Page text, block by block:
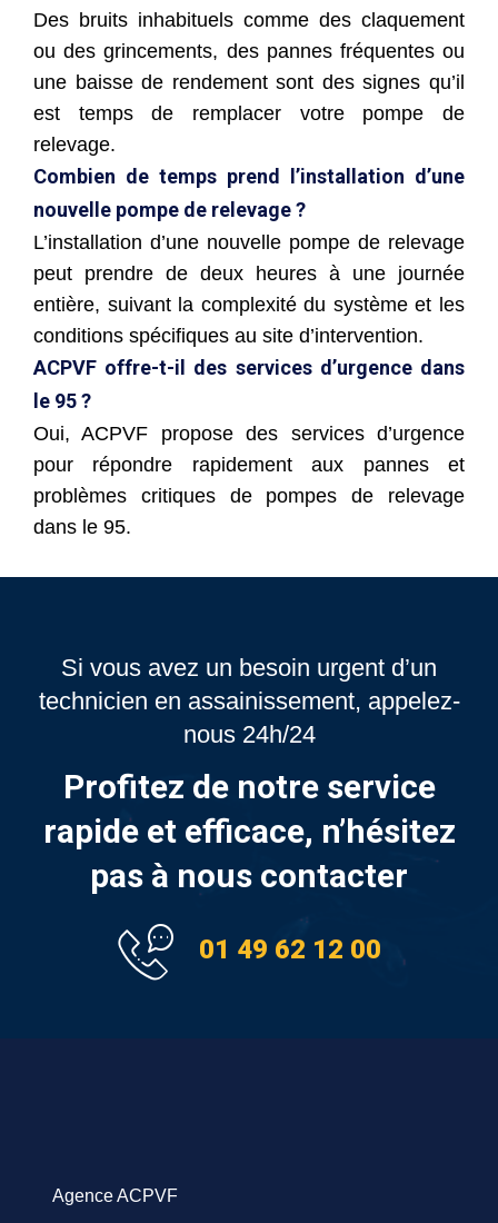
Des bruits inhabituels comme des claquement
ou des grincements, des pannes fréquentes ou
une baisse de rendement sont des signes qu’il
est temps de remplacer votre pompe de
relevage.
Combien de temps prend l’installation d’une
nouvelle pompe de relevage ?
L’installation d’une nouvelle pompe de relevage
peut prendre de deux heures à une journée
entière, suivant la complexité du système et les
conditions spécifiques au site d’intervention.
ACPVF offre-t-il des services d’urgence dans
le 95 ?
Oui, ACPVF propose des services d’urgence
pour répondre rapidement aux pannes et
problèmes critiques de pompes de relevage
dans le 95.
Si vous avez un besoin urgent d’un
technicien en assainissement, appelez-
nous 24h/24
Profitez de notre service
rapide et efficace, n’hésitez
pas à nous contacter
01 49 62 12 00
Agence ACPVF